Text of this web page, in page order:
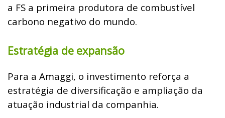
a FS a primeira produtora de combustível
carbono negativo do mundo.
Estratégia de expansão
Para a Amaggi, o investimento reforça a
estratégia de diversificação e ampliação da
atuação industrial da companhia.